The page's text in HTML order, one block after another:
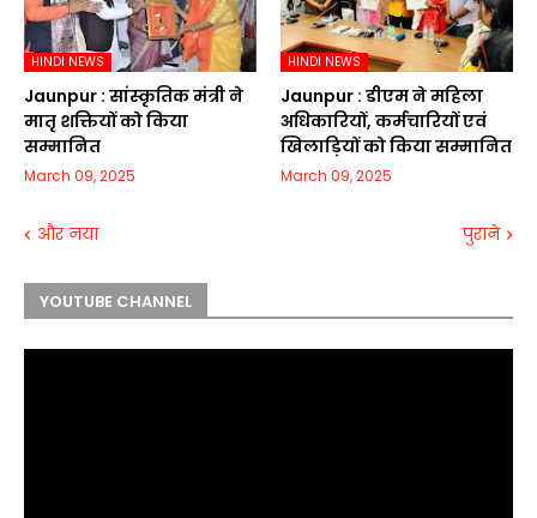
HINDI NEWS
Jaunpur :​ सांस्कृतिक मंत्री ने
मातृ शक्तियों को किया
सम्मानित
March 09, 2025
HINDI NEWS
Jaunpur :​ डीएम ने महिला
अधिकारियों, कर्मचारियों एवं
खिलाड़ियों को किया सम्मानित
March 09, 2025
और नया पुराने
YOUTUBE CHANNEL